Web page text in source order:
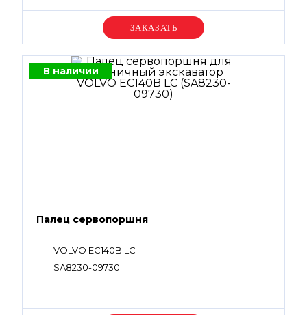
Уточняйте цену
В наличии
Палец сервопоршня
VOLVO EC140B LC
SA8230-09730